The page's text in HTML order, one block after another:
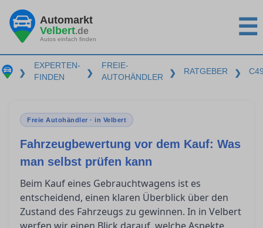
Automarkt
Velbert.de
Autos einfach finden ☰
❯
EXPERTEN-
FINDEN
❯
FREIE-
AUTOHÄNDLER
❯ RATGEBER ❯
Freie Autohändler · in Velbert
Fahrzeugbewertung vor dem Kauf: Was
man selbst prüfen kann
Beim Kauf eines Gebrauchtwagens ist es
entscheidend, einen klaren Überblick über den
Zustand des Fahrzeugs zu gewinnen. In in Velbert